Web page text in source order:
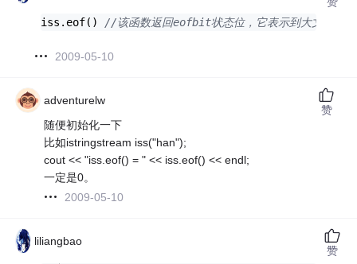
iss.eof() //该函数返回eofbit状态位，它表示到大文件尾，
2009-05-10
adventurelw
随便初始化一下
比如istringstream iss("han");
cout << "iss.eof() = " << iss.eof() << endl;
一定是0。
2009-05-10
赞
liliangbao
赞